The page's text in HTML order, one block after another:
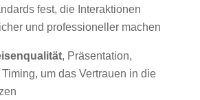
fest, die Interaktionen
und professioneller machen
, Präsentation,
um das Vertrauen in die